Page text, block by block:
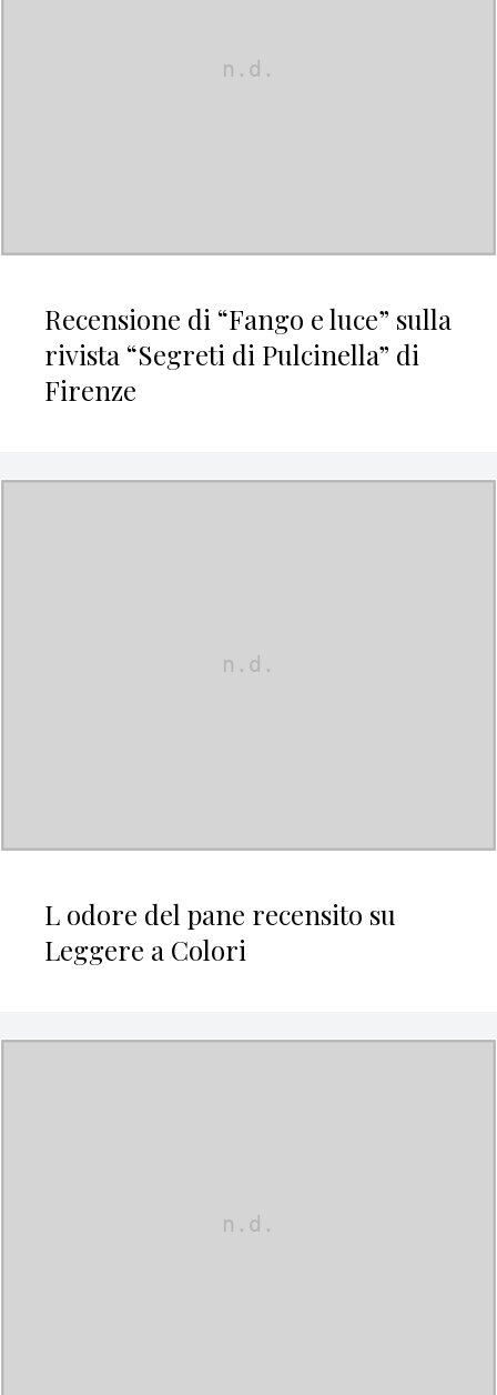
Recensione di “Fango e luce” sulla
rivista “Segreti di Pulcinella” di
Firenze
L odore del pane recensito su
Leggere a Colori